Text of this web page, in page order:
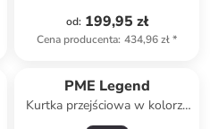
od: 199,95 zł
Cena producenta: 434,96 zł*
PME Legend
Kurtka przejściowa w kolorze
khaki